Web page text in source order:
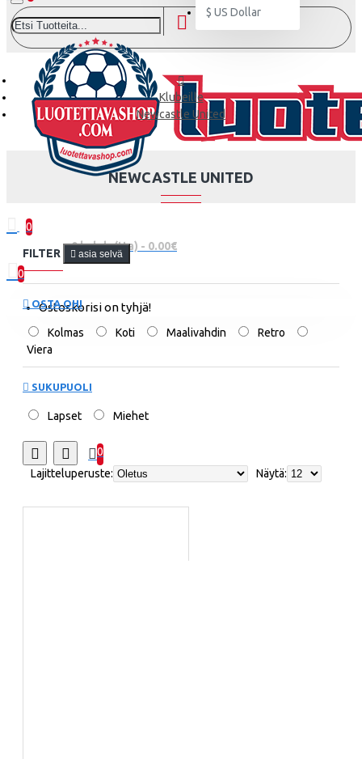
$ US Dollar
0
0 kohde(tta) - 0.00€
0
Ostoskorisi on tyhjä!
Klubeille
Newcastle United
NEWCASTLE UNITED
FILTER asia selvä
OSTA OHI
Kolmas Koti Maalivahdin
Retro
Viera
SUKUPUOLI
Lapset Miehet
0
Lajitteluperuste:
Näytä: